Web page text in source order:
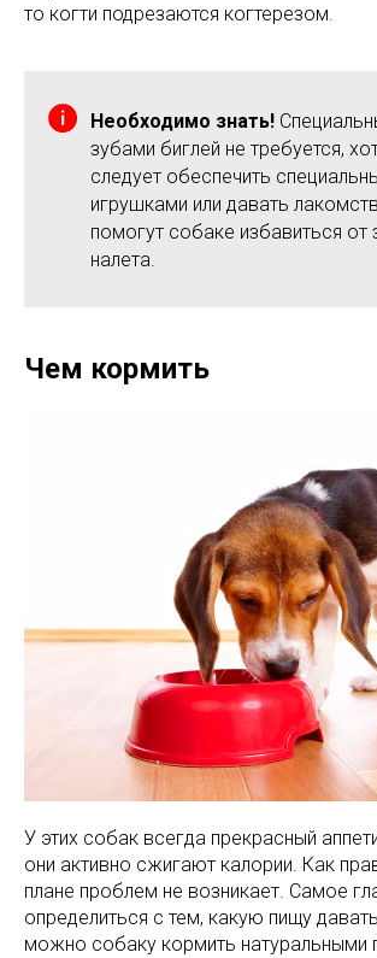
то когти подрезаются когтерезом.
Необходимо знать!
зубами биглей не требуется,
следует обеспечить
игрушками или давать
помогут собаке избавиться от
налета.
Чем кормить
У этих собак всегда прекрасный
они активно сжигают калории. Как
плане проблем не возникает. Самое
определиться с тем, какую пищу
можно собаку кормить натуральными